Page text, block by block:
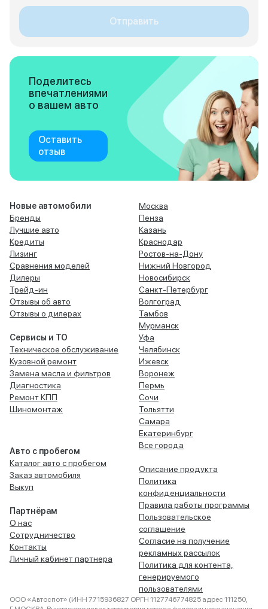
Отправить
Поделитесь
впечатлениями
о вашем авто
Оставить
отзыв
Новые автомобили
Бренды
Лучшие авто
Кредиты
Лизинг
Сравнения моделей
Дилеры
Трейд-ин
Отзывы об авто
Отзывы о дилерах
Сервисы и ТО
Техническое обслуживание
Кузовной ремонт
Замена масла и фильтров
Диагностика
Ремонт КПП
Шиномонтаж
Авто с пробегом
Каталог авто с пробегом
Заказ автомобиля
Выкуп
Партнёрам
О нас
Сотрудничество
Контакты
Личный кабинет партнера
Москва
Пенза
Казань
Краснодар
Ростов-на-Дону
Нижний Новгород
Новосибирск
Санкт-Петербург
Волгоград
Тамбов
Мурманск
Уфа
Челябинск
Ижевск
Воронеж
Пермь
Сочи
Тольятти
Самара
Екатеринбург
Все города
Описание продукта
Политика
конфиденциальности
Правила работы программы
Пользовательское
соглашение
Согласие на получение
рекламных рассылок
Политика для контента,
генерируемого
пользователями
ООО «Автоспот» (ИНН 7715936827 ОРГН 1127746774825 адрес 111250,